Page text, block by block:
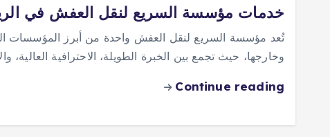
خدمات مؤسسة السريع لنقل العفش في
تُعد مؤسسة السريع لنقل العفش واحدة من أبرز
وخارجها، حيث تجمع بين الخبرة الطويلة، الاحترافية العالية،
Continue reading